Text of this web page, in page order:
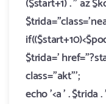
($start+1) . " až
$trida='
class="akt"';
echo '<a ' . $trida .